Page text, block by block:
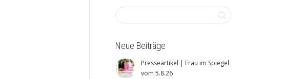
Neue Beiträge
Presseartikel | Frau im Spiegel
vom 5.8.26